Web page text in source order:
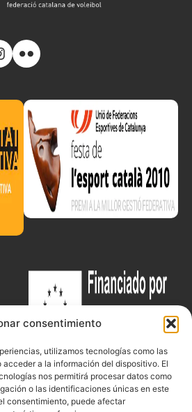
consentimiento
utilizamos tecnologías como las
a la información del dispositivo. El
nos permitirá procesar datos como
o las identificaciones únicas en este
consentimiento, puede afectar